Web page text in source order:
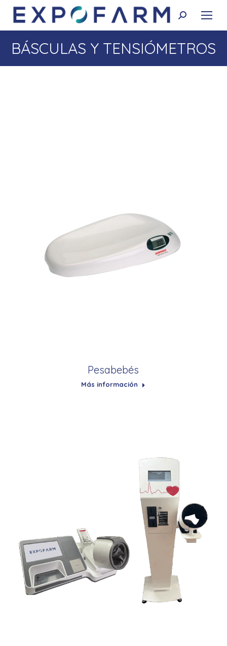
Buscar:
BÁSCULAS Y TENSIÓMETROS
Estás aquí:
Pesabebés
Más información